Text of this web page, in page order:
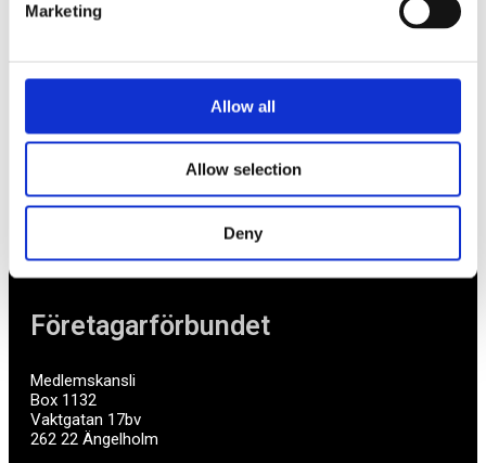
Marketing
Allow all
Allow selection
Deny
Företagarförbundet
Medlemskansli
Box 1132
Vaktgatan 17bv
262 22 Ängelholm
Av småföretagare, för småföretagare
Ett medlemskap späckat med småföretagaranpassade
medlemstjänster och förmåner. Din egen
mycket mer. Vi fokuserar på soloföretagare och små
företag med företagaren i fokus. Vi är själva